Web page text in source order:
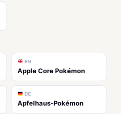
EN
Apple Core Pokémon
DE
Apfelhaus-Pokémon